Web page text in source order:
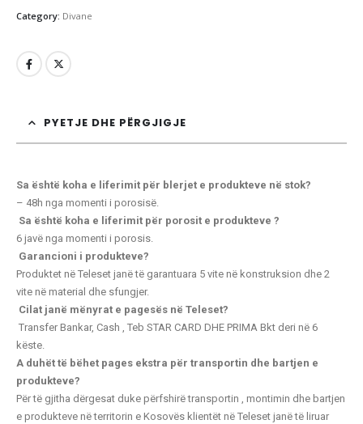
Category: Divane
PYETJE DHE PËRGJIGJE
Sa është koha e liferimit për blerjet e produkteve në stok?
– 48h nga momenti i porosisë.
Sa është koha e liferimit për porosit e produkteve ?
6 javë nga momenti i porosis.
Garancioni i produkteve?
Produktet në Teleset janë të garantuara 5 vite në konstruksion dhe 2
vite në material dhe sfungjer.
Cilat janë mënyrat e pagesës në Teleset?
Transfer Bankar, Cash , Teb STAR CARD DHE PRIMA Bkt deri në 6
këste.
A duhët të bëhet pages ekstra për transportin dhe bartjen e
produkteve?
Për të gjitha dërgesat duke përfshirë transportin , montimin dhe bartjen
e produkteve në territorin e Kosovës klientët në Teleset janë të liruar